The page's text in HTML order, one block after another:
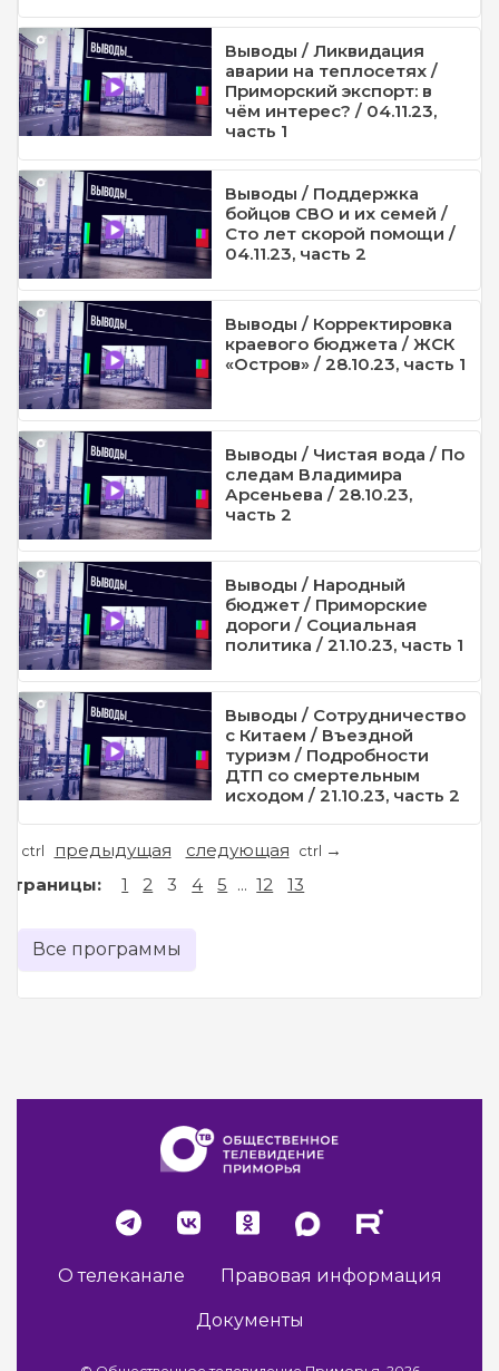
Выводы / Ликвидация
аварии на теплосетях /
Приморский экспорт: в
чём интерес? / 04.11.23,
часть 1
Выводы / Поддержка
бойцов СВО и их семей /
Сто лет скорой помощи /
04.11.23, часть 2
Выводы / Корректировка
краевого бюджета / ЖСК
«Остров» / 28.10.23, часть 1
Выводы / Чистая вода / По
следам Владимира
Арсеньева / 28.10.23,
часть 2
Выводы / Народный
бюджет / Приморские
дороги / Социальная
политика / 21.10.23, часть 1
Выводы / Сотрудничество
с Китаем / Въездной
туризм / Подробности
ДТП со смертельным
исходом / 21.10.23, часть 2
ctrl предыдущая следующая ctrl →
Страницы: 1 2 3 4 5 ... 12 13
Все программы
О телеканале Правовая информация
Документы